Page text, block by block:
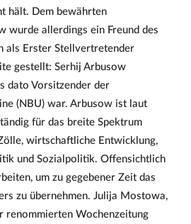
hält. Dem bewährten
wurde allerdings ein Freund des
als Erster Stellvertretender
gestellt: Serhij Arbusow
dato Vorsitzender der
(NBU) war. Arbusow ist laut
für das breite Spektrum
wirtschaftliche Entwicklung,
und Sozialpolitik. Offensichtlich
um zu gegebener Zeit das
zu übernehmen. Julija Mostowa,
renommierten Wochenzeitung